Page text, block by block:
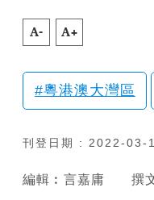
A- A+
粵港澳大灣區
刊登日期 : 2022-03-
編輯︰言嘉庸 撰